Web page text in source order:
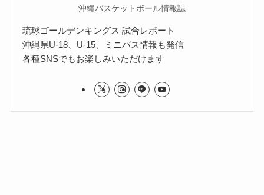
沖縄バスケットボール情報誌
琉球ゴールデンキングス 試合レポート
沖縄県U-18、U-15、ミニバス情報も発信
各種SNSでもお楽しみいただけます